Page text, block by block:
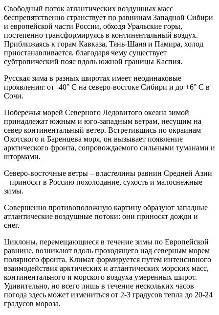
Свободный поток атлантических воздушных масс
беспрепятственно странствует по равнинам Западной Сибири
и европейской части России, обходя Уральские горы,
постепенно трансформируясь в континентальный воздух.
Приближаясь к горам Кавказа, Тянь-Шаня и Памира, холод
приостанавливается, благодаря чему существует
субтропический пояс вдоль южной границы Каспия.
Русская зима в разных широтах имеет неодинаковые
проявления: от -40° С на северо-востоке Сибири и до +6° С в
Сочи.
Побережья морей Северного Ледовитого океана зимой
принадлежат южным и юго-западным ветрам, несущим на
север континентальный ветер. Встретившись по окраинам
Охотского и Баренцева моря, он вызывает появление
арктического фронта, сопровождаемого сильными туманами и
штормами.
Северо-восточные ветры – властелины равнин Средней Азии
– приносят в Россию похолодание, сухость и малоснежные
зимы.
Совершенно противоположную картину образуют западные
атлантические воздушные потоки: они приносят дожди и
снег.
Циклоны, перемещающиеся в течение зимы по Европейской
равнине, возникают вдоль проходящего над северным морем
полярного фронта. Климат формируется путем интенсивного
взаимодействия арктических и атлантических морских масс,
континентального и морского воздуха умеренных широт.
Удивительно, но всего лишь в течение нескольких часов
погода здесь может измениться от 2-3 градусов тепла до 20-24
градусов мороза.